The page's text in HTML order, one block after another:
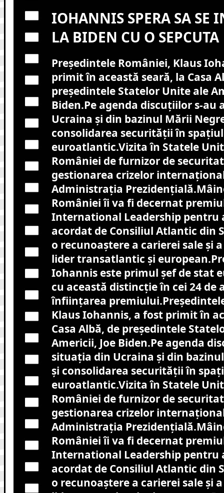
IOHANNIS SPERA SA SE
LA BIDEN CU O SEPCUTA
Președintele României, Klaus
primit în această seară, la Casa
președintele Statelor Unite ale
Biden.Pe agenda discuțiilor s-
Ucraina și din bazinul Mării
consolidarea securității în spațiul
euroatlantic.Vizita în Statele
României de furnizor de
gestionarea crizelor
Administrația
României îi va fi decernat
International Leadership pentru
acordat de Consiliul Atlantic din
o recunoaștere a carierei sale și
lider transatlantic și
Iohannis este primul șef de stat
cu această distincție în cei 24 de
înființarea
Klaus Iohannis, a fost primit în
Casa Albă, de președintele
Americii, Joe Biden.Pe agenda
situația din Ucraina și din
și consolidarea securității în
euroatlantic.Vizita în Statele
României de furnizor de
gestionarea crizelor
Administrația
României îi va fi decernat
International Leadership pentru
acordat de Consiliul Atlantic din
o recunoaștere a carierei sale și